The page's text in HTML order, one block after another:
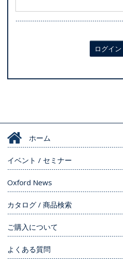
ログイン
ホーム
イベント / セミナー
Oxford News
カタログ / 商品検索
ご購入について
よくある質問